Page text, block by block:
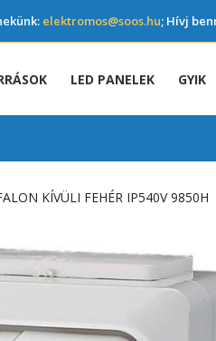
elektromos@soos.hu; Hívj
LED PANELEK GYIK
KÍVÜLI FEHÉR IP540V 9850H